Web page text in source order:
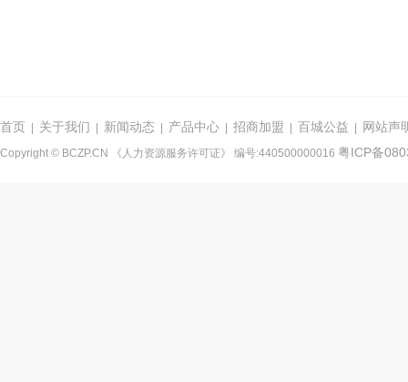
首页 关于我们 新闻动态 产品中心 招商加盟 百城公益 网站声
Copyright © BCZP.CN 《人力资源服务许可证》 编号:440500000016 粤ICP备